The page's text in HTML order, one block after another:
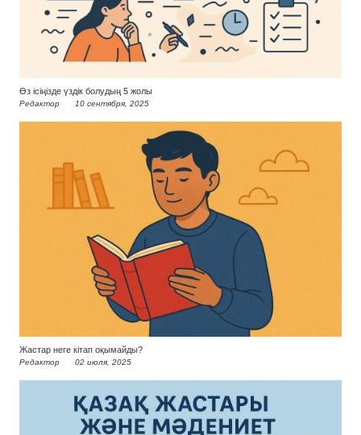
Өз ісіңізде үздік болудың 5 жолы
Редактор 10 сентября, 2025
Жастар неге кітап оқымайды?
Редактор 02 июля, 2025